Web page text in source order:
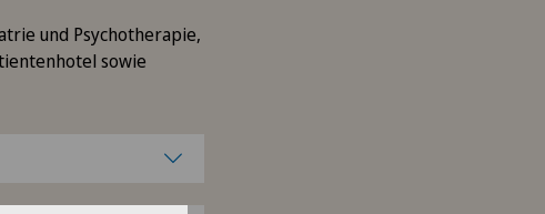
und Psychotherapie,
sowie